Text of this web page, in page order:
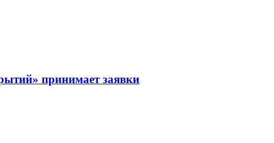
принимает заявки